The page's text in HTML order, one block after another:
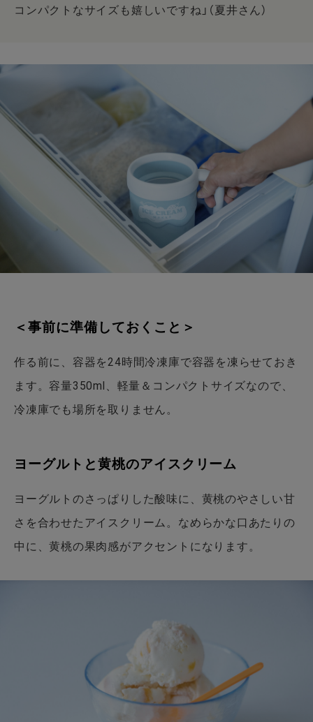
コンパクトなサイズも嬉しいですね」（夏井さん）
＜事前に準備しておくこと＞
作る前に、容器を24時間冷凍庫で容器を凍らせておき
ます。容量350ml、軽量＆コンパクトサイズなので、
冷凍庫でも場所を取りません。
ヨーグルトと黄桃のアイスクリーム
ヨーグルトのさっぱりした酸味に、黄桃のやさしい甘
さを合わせたアイスクリーム。なめらかな口あたりの
中に、黄桃の果肉感がアクセントになります。